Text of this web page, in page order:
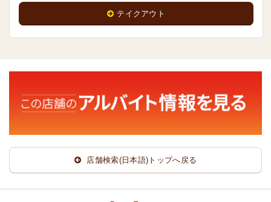
テイクアウト
店舗検索(日本語)トップへ戻る